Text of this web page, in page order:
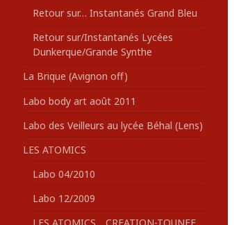
Retour sur… Instantanés Grand Bleu
Retour sur/Instantanés Lycées
Dunkerque/Grande Synthe
La Brique (Avignon off)
Labo body art août 2011
Labo des Veilleurs au lycée Béhal (Lens)
LES ATOMICS
Labo 04/2010
Labo 12/2009